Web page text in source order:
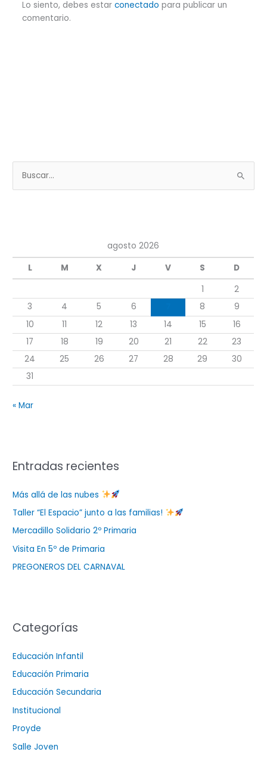
Lo siento, debes estar conectado para publicar un
comentario.
u
r
agosto 2026
L
M X J V S
D
1
2
3
4 5 6 8
9
10
11 12 13 14 15
16
17
18 19 20 21 22
23
24
25 26 27 28 29
30
31
« Mar
Entradas recientes
Más allá de las nubes
Taller “El Espacio” junto a las familias!
Mercadillo Solidario 2º Primaria
Visita En 5º de Primaria
PREGONEROS DEL CARNAVAL
Categorías
Educación Infantil
Educación Primaria
Educación Secundaria
Institucional
Proyde
Salle Joven